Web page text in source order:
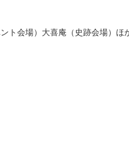
ト会場）大喜庵（史跡会場）ほ